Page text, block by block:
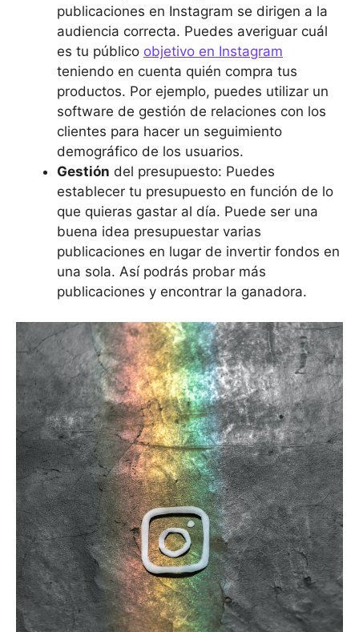
publicaciones en Instagram se dirigen a la
audiencia correcta. Puedes averiguar cuál
es tu público objetivo en Instagram
teniendo en cuenta quién compra tus
productos. Por ejemplo, puedes utilizar un
software de gestión de relaciones con los
clientes para hacer un seguimiento
demográfico de los usuarios.
Gestión del presupuesto: Puedes
establecer tu presupuesto en función de lo
que quieras gastar al día. Puede ser una
buena idea presupuestar varias
publicaciones en lugar de invertir fondos en
una sola. Así podrás probar más
publicaciones y encontrar la ganadora.